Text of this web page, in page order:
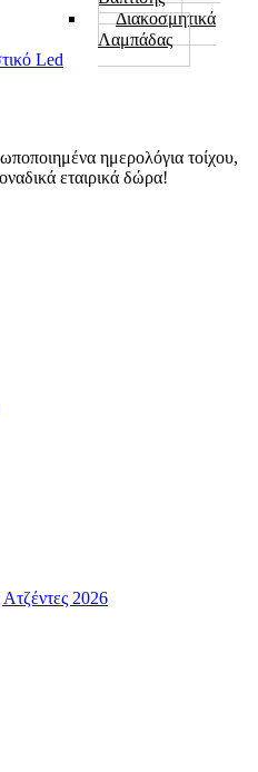
Διακοσμητικά
Λαμπάδας
Led
ημερολόγια τοίχου,
εταιρικά δώρα!
2026